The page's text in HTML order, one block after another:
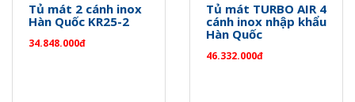
Tủ mát 2 cánh inox
Hàn Quốc KR25-2
34.848.000đ
Tủ mát TURBO AIR 4
cánh inox nhập khẩu
Hàn Quốc
46.332.000đ